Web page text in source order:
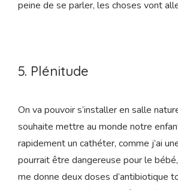
pas froid.
bouche. Le regard d’Olivier croise celui
5. Plénitude